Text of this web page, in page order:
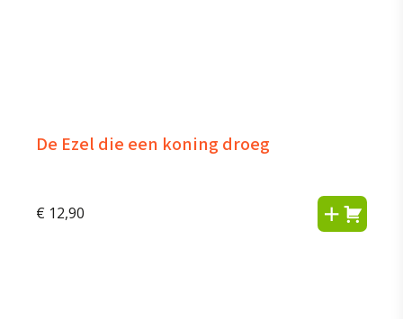
De Ezel die een koning droeg
€ 12,90